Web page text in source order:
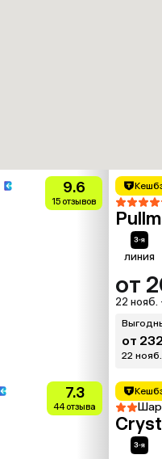
9.6
15 отзывов
линия
от
22 нояб.
от
22
7.3
44 отзыва